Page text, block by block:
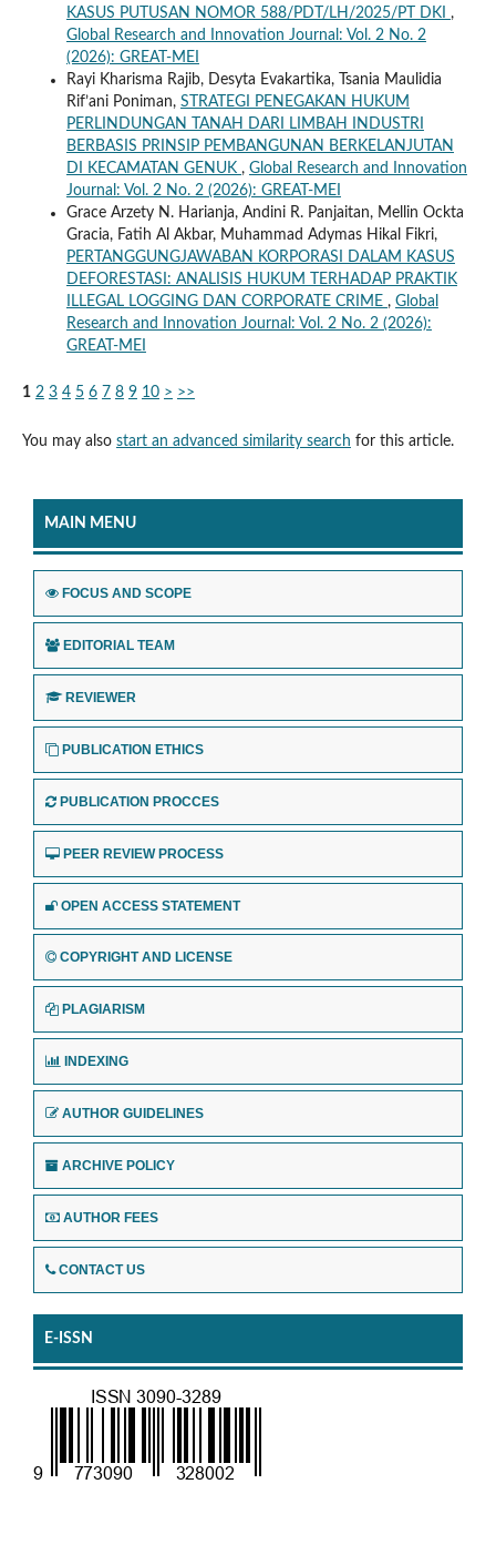
KASUS PUTUSAN NOMOR 588/PDT/LH/2025/PT DKI ,
Global Research and Innovation Journal: Vol. 2 No. 2
(2026): GREAT-MEI
Rayi Kharisma Rajib, Desyta Evakartika, Tsania Maulidia
Rif’ani Poniman, STRATEGI PENEGAKAN HUKUM
PERLINDUNGAN TANAH DARI LIMBAH INDUSTRI
BERBASIS PRINSIP PEMBANGUNAN BERKELANJUTAN
DI KECAMATAN GENUK , Global Research and Innovation
Journal: Vol. 2 No. 2 (2026): GREAT-MEI
Grace Arzety N. Harianja, Andini R. Panjaitan, Mellin Ockta
Gracia, Fatih Al Akbar, Muhammad Adymas Hikal Fikri,
PERTANGGUNGJAWABAN KORPORASI DALAM KASUS
DEFORESTASI: ANALISIS HUKUM TERHADAP PRAKTIK
ILLEGAL LOGGING DAN CORPORATE CRIME , Global
Research and Innovation Journal: Vol. 2 No. 2 (2026):
GREAT-MEI
1 2 3 4 5 6 7 8 9 10 > >>
You may also start an advanced similarity search for this article.
MAIN MENU
FOCUS AND SCOPE
EDITORIAL TEAM
REVIEWER
PUBLICATION ETHICS
PUBLICATION PROCCES
PEER REVIEW PROCESS
OPEN ACCESS STATEMENT
COPYRIGHT AND LICENSE
PLAGIARISM
INDEXING
AUTHOR GUIDELINES
ARCHIVE POLICY
AUTHOR FEES
CONTACT US
E-ISSN